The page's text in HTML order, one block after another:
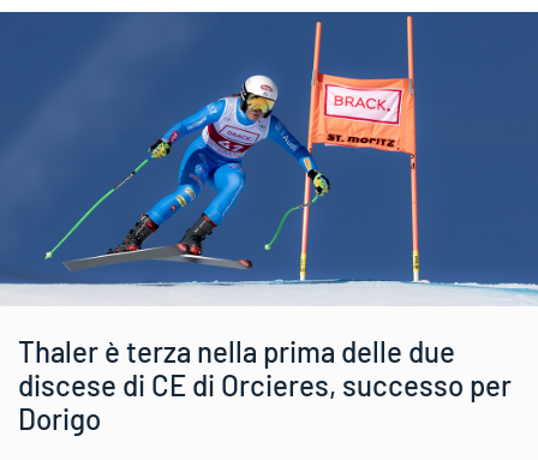
Thaler è terza nella prima delle due
discese di CE di Orcieres, successo per
Dorigo